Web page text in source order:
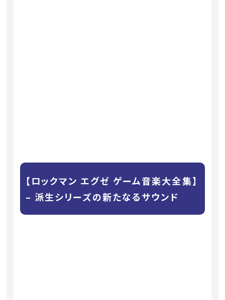
【ロックマン エグゼ ゲーム音楽大全集】
– 派生シリーズの新たなるサウンド